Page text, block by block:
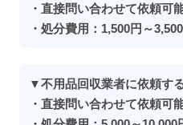
・直接問い合わせて依頼可
・処分費用：1,500円～
▼不用品回収業者に依頼す
・直接問い合わせて依頼可